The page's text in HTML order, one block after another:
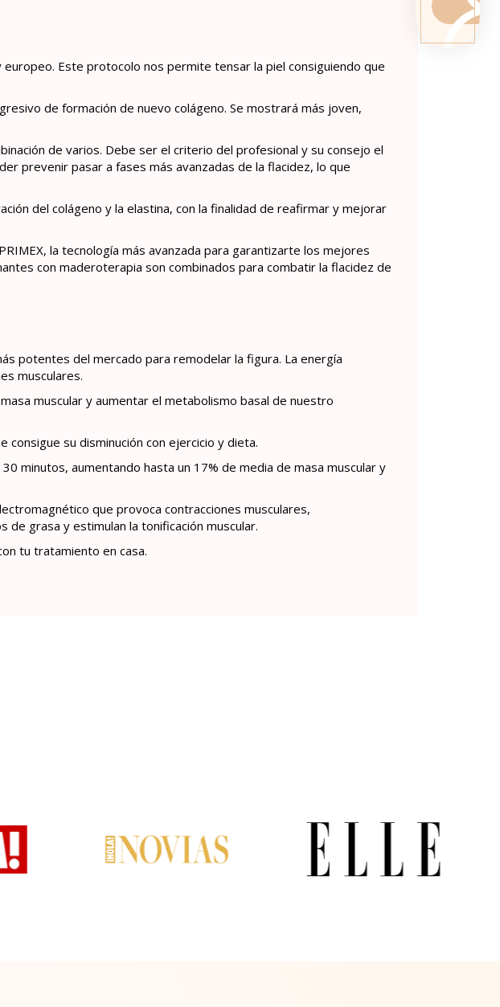
Este protocolo nos permite tensar la piel consiguiendo que
de formación de nuevo colágeno. Se mostrará más joven,
de varios. Debe ser el criterio del profesional y su consejo el
prevenir pasar a fases más avanzadas de la flacidez, lo que
del colágeno y la elastina, con la finalidad de reafirmar y mejorar
la tecnología más avanzada para garantizarte los mejores
con maderoterapia son combinados para combatir la flacidez de
potentes del mercado para remodelar la figura. La energía
musculares.
muscular y aumentar el metabolismo basal de nuestro
consigue su disminución con ejercicio y dieta.
minutos, aumentando hasta un 17% de media de masa muscular y
que provoca contracciones musculares,
grasa y estimulan la tonificación muscular.
tu tratamiento en casa.